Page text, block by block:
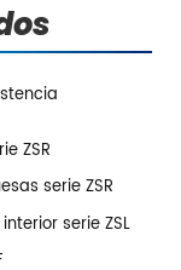
ZSR
serie ZSR
serie ZSL